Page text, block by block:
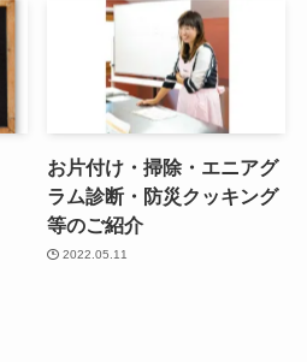
お片付け・掃除・エニアグ
ラム診断・防災クッキング
等のご紹介
2022.05.11